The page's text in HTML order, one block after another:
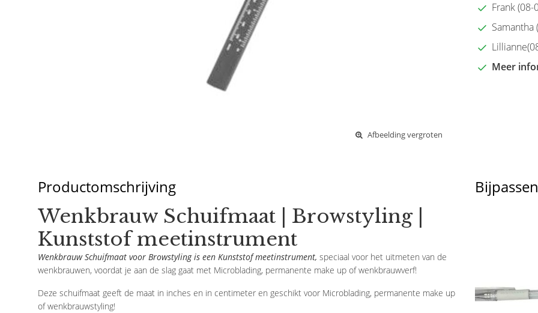
Afbeelding vergroten
Frank
Meer
Productomschrijving
Wenkbrauw Schuifmaat | Browstyling |
Kunststof meetinstrument
Wenkbrauw Schuifmaat voor Browstyling is een Kunststof meetinstrument, speciaal voor het uitmeten van de
wenkbrauwen, voordat je aan de slag gaat met Microblading, permanente make up of wenkbrauwverf!
Deze schuifmaat geeft de maat in inches en in centimeter en geschikt voor Microblading, permanente make up
of wenkbrauwstyling!